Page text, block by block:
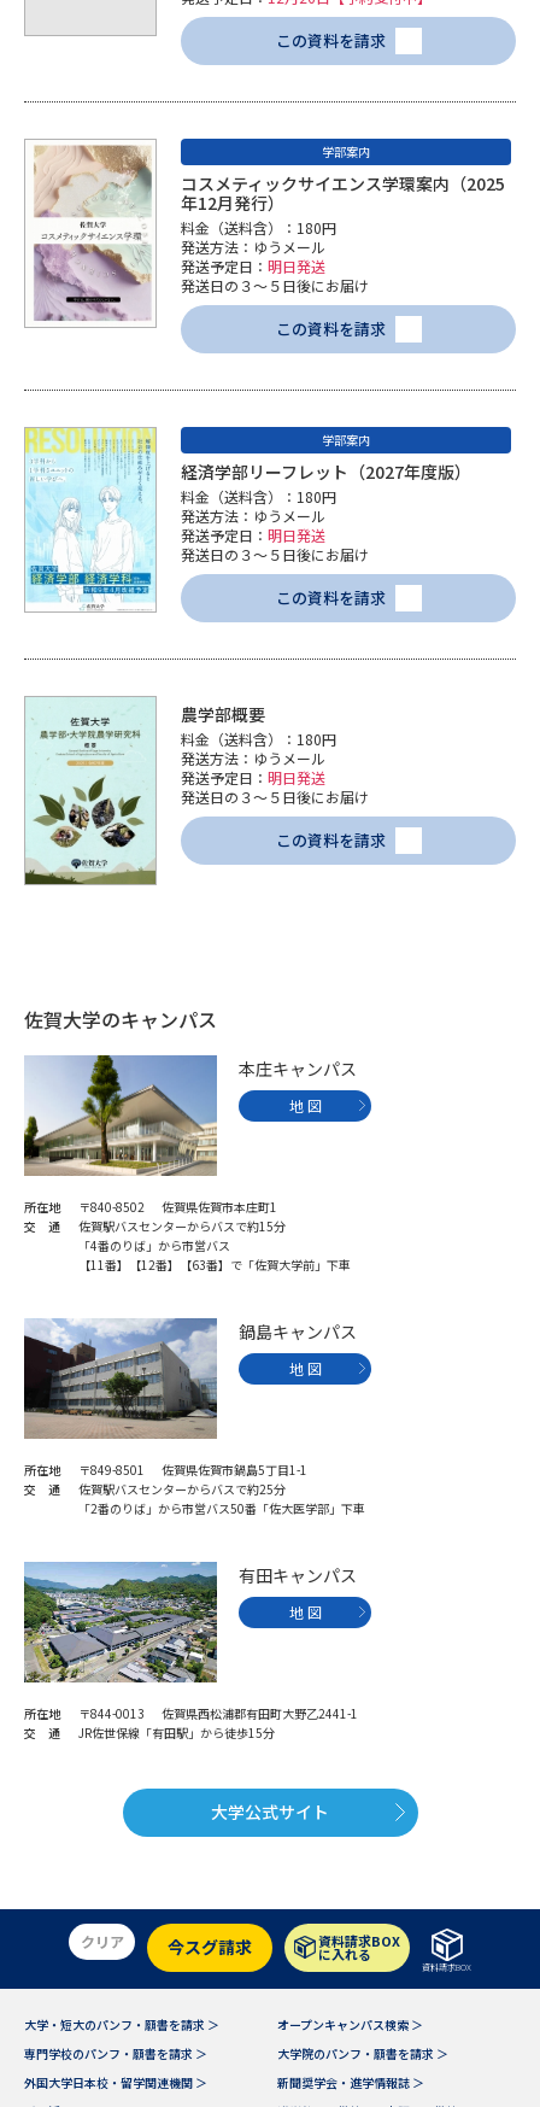
この資料を請求
学部案内
コスメティックサイエンス学環案内（2025
年12月発行）
料金（送料含）：180円
発送方法：ゆうメール
発送予定日： 明日発送
発送日の３～５日後にお届け
この資料を請求
学部案内
経済学部リーフレット（2027年度版）
料金（送料含）：180円
発送方法：ゆうメール
発送予定日： 明日発送
発送日の３～５日後にお届け
この資料を請求
農学部概要
料金（送料含）：180円
発送方法：ゆうメール
発送予定日： 明日発送
発送日の３～５日後にお届け
この資料を請求
佐賀大学のキャンパス
本庄キャンパス
地 図
所在地
〒840-8502 佐賀県佐賀市本庄町1
交 通
佐賀駅バスセンターからバスで約15分
「4番のりば」から市営バス
【11番】【12番】【63番】で「佐賀大学前」下車
鍋島キャンパス
地 図
所在地
〒849-8501 佐賀県佐賀市鍋島5丁目1-1
交 通
佐賀駅バスセンターからバスで約25分
「2番のりば」から市営バス50番「佐大医学部」下車
有田キャンパス
地 図
所在地
〒844-0013 佐賀県西松浦郡有田町大野乙2441-1
交 通
JR佐世保線「有田駅」から徒歩15分
大学公式サイト
クリア 今スグ請求 資料請求BOX
に入れる
資料請求BOX
大学・短大のパンフ・願書を請求 ＞
オープンキャンパス検索 ＞
専門学校のパンフ・願書を請求 ＞
大学院のパンフ・願書を請求 ＞
外国大学日本校・留学関連機関 ＞
新聞奨学会・進学情報誌 ＞